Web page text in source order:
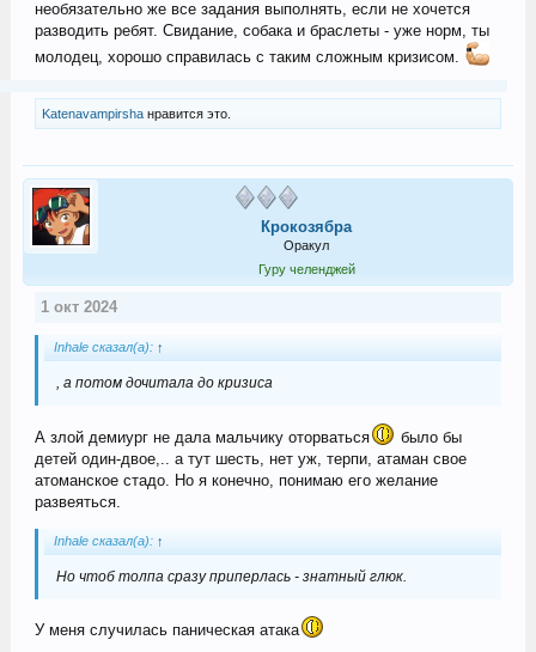
необязательно же все задания выполнять, если не хочется
разводить ребят. Свидание, собака и браслеты - уже норм, ты
молодец, хорошо справилась с таким сложным кризисом.
Katenavampirshaнравится это.
Крокозябра
Оракул
Гуру челенджей
1 окт 2024
Inhale сказал(а): ↑
, а потом дочитала до кризиса
А злой демиург не дала мальчику оторваться
было бы
детей один-двое,.. а тут шесть, нет уж, терпи, атаман свое
атоманское стадо. Но я конечно, понимаю его желание
развеяться.
Inhale сказал(а): ↑
Но чтоб толпа сразу приперлась - знатный глюк.
У меня случилась паническая атака